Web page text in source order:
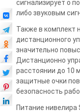
сигнализирует о
либо звуковым
Также в комплект
дистанционного
значительно
Дистанционно
расстоянии до 10
защитные очки
безопасность
Питание нивелира